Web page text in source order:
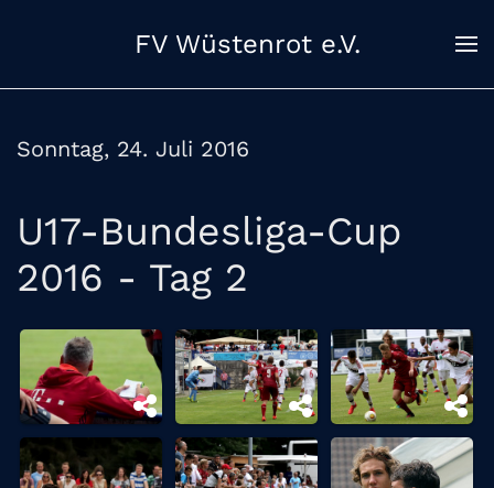
FV Wüstenrot e.V.
Sonntag, 24. Juli 2016
U17-Bundesliga-Cup
2016 - Tag 2